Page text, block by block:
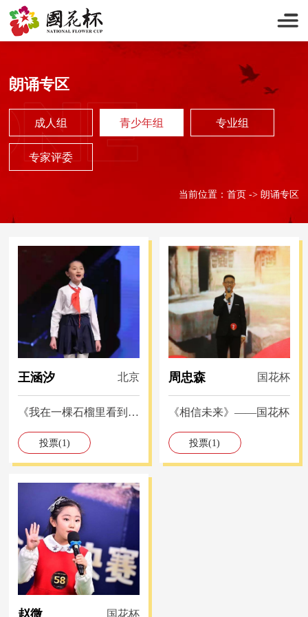
朗诵专区
成人组 青少年组 专业组
专家评委
当前位置： 首页 -> 朗诵专区
王涵汐 北京
《我在一棵石榴里看到了
我的祖国》——国花杯
投票(1)
周忠森 国花杯
《相信未来》——国花杯
投票(1)
赵微 国花杯